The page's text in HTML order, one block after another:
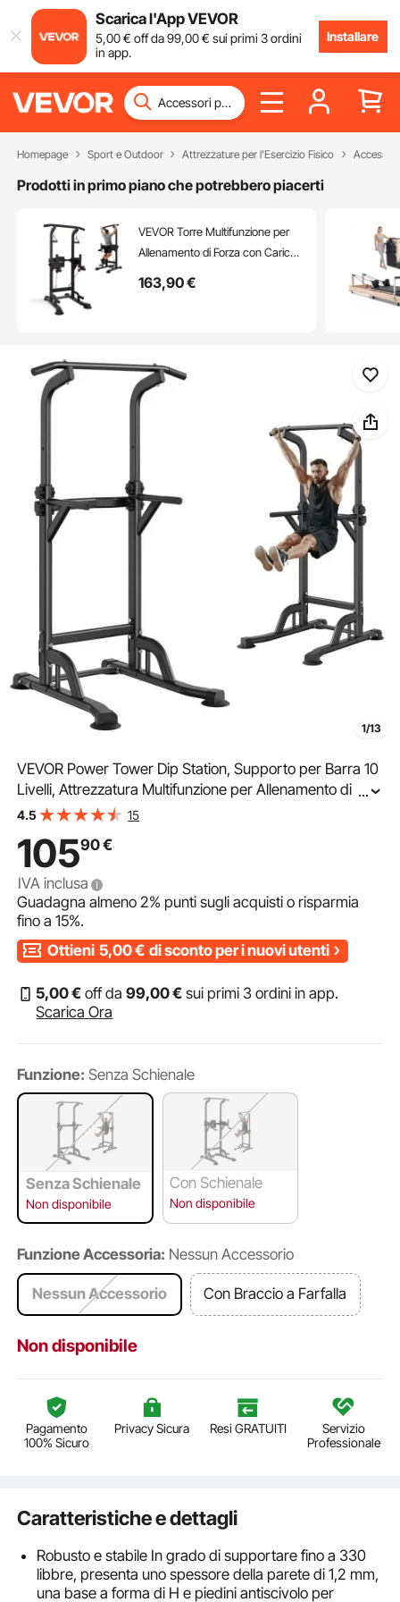
Scarica l'App VEVOR
5,00€ off da99,00€ sui primi 3 ordini
in app.
Installare
Homepage Sport e Outdoor Attrezzature per l'Esercizio Fisico
Prodotti in primo piano che potrebbero piacerti
VEVOR Torre Multifunzione per
Allenamento di Forza con Carico
Imbottitura Posteriore, Altezza
163,90€
1/13
VEVOR Power Tower Dip Station, Supporto per Barra 10
Livelli, Attrezzatura Multifunzione per Allenamento di
Forza con 4 Copri Piedi a Ventosa, Stazione per Dip Bar
...
4.5 15
10590€
IVA inclusa
Guadagna almeno2% punti sugli acquisti o risparmia
fino a15%.
Ottieni 5,00€ di sconto per i nuovi utenti
5,00€ off da99,00€ sui primi 3 ordini in app.
Scarica Ora
Funzione: Senza Schienale
Senza Schienale
Non disponibile
Con Schienale
Non disponibile
Funzione Accessoria: Nessun Accessorio
Nessun Accessorio Con Braccio a Farfalla
Non disponibile
Pagamento
100% Sicuro
Privacy Sicura Resi GRATUITI
Servizio
Professionale
Caratteristiche e dettagli
Robusto e stabile In grado di supportare fino a 330
libbre, presenta uno spessore della parete di 1,2 mm,
una base a forma di H e piedini antiscivolo per